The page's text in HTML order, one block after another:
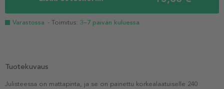
Varastossa - Toimitus: 3–7 päivän kuluessa
Tuotekuvaus
Julisteessa on mattapinta, ja se on painettu korkealaatuiselle 240